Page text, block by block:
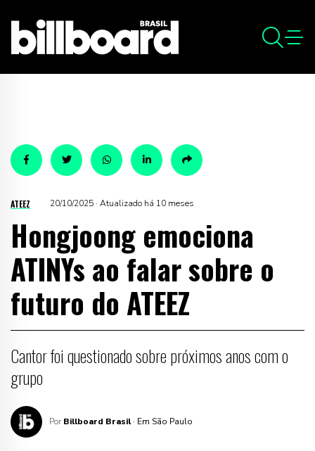
ATEEZ 20/10/2025 · Atualizado há 10 meses
Hongjoong emociona
ATINYs ao falar sobre o
futuro do ATEEZ
Cantor foi questionado sobre próximos anos com o
grupo
Por Billboard Brasil · Em São Paulo